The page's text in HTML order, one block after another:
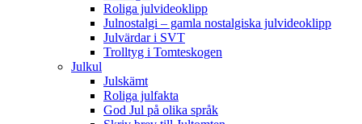
Roliga julvideoklipp
Julnostalgi – gamla nostalgiska julvideoklipp
Julvärdar i SVT
Trolltyg i Tomteskogen
Julkul
Julskämt
Roliga julfakta
God Jul på olika språk